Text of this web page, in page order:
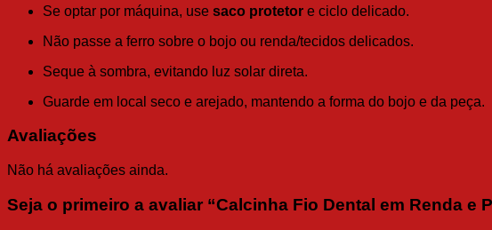
Se optar por máquina, use saco protetor e ciclo delicado.
Não passe a ferro sobre o bojo ou renda/tecidos delicados.
Seque à sombra, evitando luz solar direta.
Guarde em local seco e arejado, mantendo a forma do bojo e da peça.
Avaliações
Não há avaliações ainda.
Seja o primeiro a avaliar “Calcinha Fio Dental em Renda e